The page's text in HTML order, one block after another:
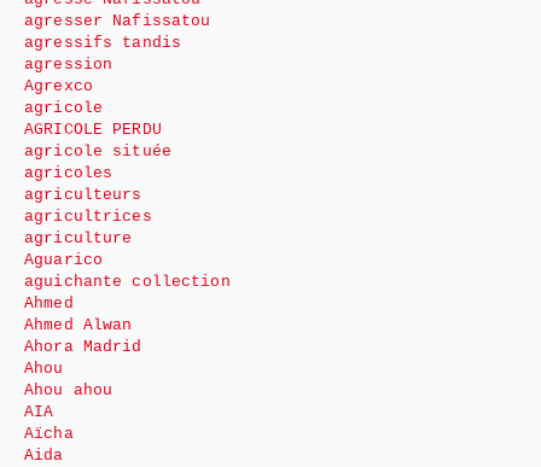
agresser Nafissatou
agressifs tandis
agression
Agrexco
agricole
AGRICOLE PERDU
agricole située
agricoles
agriculteurs
agricultrices
agriculture
Aguarico
aguichante collection
Ahmed
Ahmed Alwan
Ahora Madrid
Ahou
Ahou ahou
AIA
Aïcha
Aida